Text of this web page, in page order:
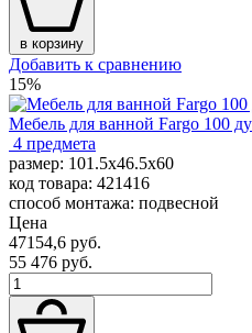
в корзину
Добавить к сравнению
15%
Мебель для ванной Fargo 100
4 предмета
размер: 101.5x46.5x60
код товара: 421416
способ монтажа: подвесной
Цена
47154,6 руб.
55 476 руб.